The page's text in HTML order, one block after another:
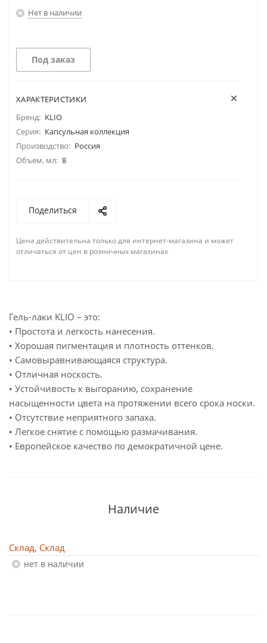
Нет в наличии
Под заказ
ХАРАКТЕРИСТИКИ
Бренд: KLIO
Серия: Капсульная коллекция
Производство: Россия
Объем, мл: 8
Поделиться
Цена действительна только для интернет-магазина и может
отличаться от цен в розничных магазинах
Гель-лаки KLIO – это:
• Простота и легкость нанесения.
• Хорошая пигментация и плотность оттенков.
• Самовыравнивающаяся структура.
• Отличная носкость.
• Устойчивость к выгоранию, сохранение
насыщенности цвета на протяжении всего срока носки.
• Отсутствие неприятного запаха.
• Легкое снятие с помощью размачивания.
• Европейское качество по демократичной цене.
Наличие
Склад, Склад
Нет в наличии